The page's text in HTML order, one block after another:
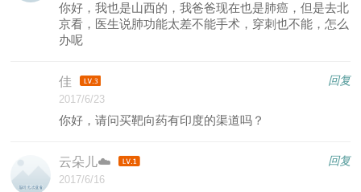
你好，我也是山西的，我爸爸现在也是肺癌，但是去北
京看，医生说肺功能太差不能手术，穿刺也不能，怎么
办呢
回复
佳
2017/6/23
你好，请问买靶向药有印度的渠道吗？
回复
云朵儿☁️
2017/6/16